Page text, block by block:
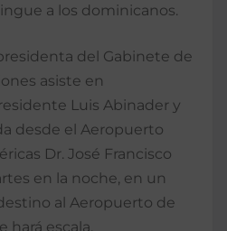
a los dominicanos.
del Gabinete de
asiste en
Luis Abinader y
desde el Aeropuerto
Dr. José Francisco
en la noche, en un
al Aeropuerto de
hará escala.